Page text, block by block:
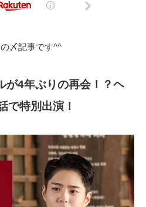
〆記事です^^
が4年ぶりの再会！？ヘ
で特別出演！